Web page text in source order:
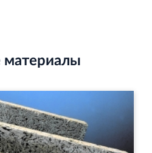
материалы